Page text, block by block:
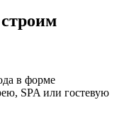
в форме
SPA или гостевую